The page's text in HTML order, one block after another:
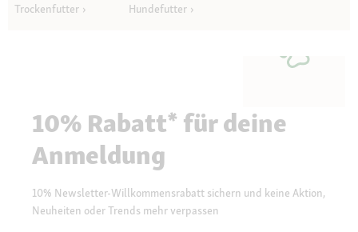
Trockenfutter
Hundefutter
10% Rabatt* für deine
Anmeldung
10% Newsletter-Willkommensrabatt sichern und keine Aktion,
Neuheiten oder Trends mehr verpassen